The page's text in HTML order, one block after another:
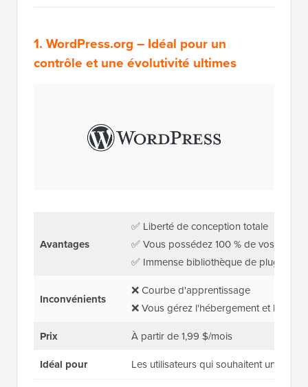
1. WordPress.org – Idéal pour un
contrôle et une évolutivité ultimes
Avantages
✅ Liberté de conception totale
✅ Vous possédez 100 % de vos
✅ Immense bibliothèque de plugins et
Inconvénients
❌ Courbe d'apprentissage
❌ Vous gérez l'hébergement et les
Prix
À partir de 1,99 $/mois
Idéal pour
Les utilisateurs qui souhaitent un site